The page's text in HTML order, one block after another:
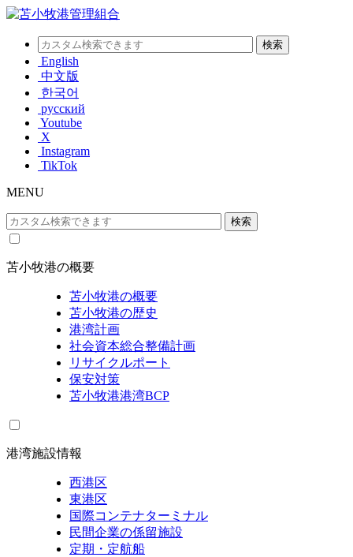
English
中文版
한국어
русский
Youtube
X
Instagram
TikTok
MENU
苫小牧港の概要
苫小牧港の概要
苫小牧港の歴史
港湾計画
社会資本総合整備計画
リサイクルポート
保安対策
苫小牧港港湾BCP
港湾施設情報
西港区
東港区
国際コンテナターミナル
民間企業の係留施設
定期・定航船